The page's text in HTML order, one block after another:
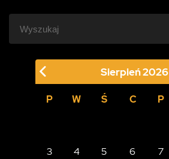
Sierpień2026
P W Ś C P
3
4 5 6 7